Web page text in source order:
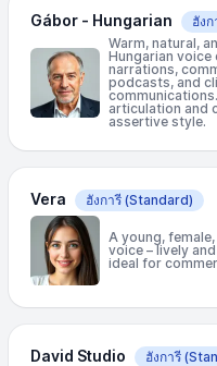
Gábor - Hungarian ฮังก
Warm, natural,
Hungarian
narrations,
podcasts, and
articulation and
assertive style.
Vera ฮังการี (Standard)
A young,
voice – lively
ideal for
David Studio ฮังการี